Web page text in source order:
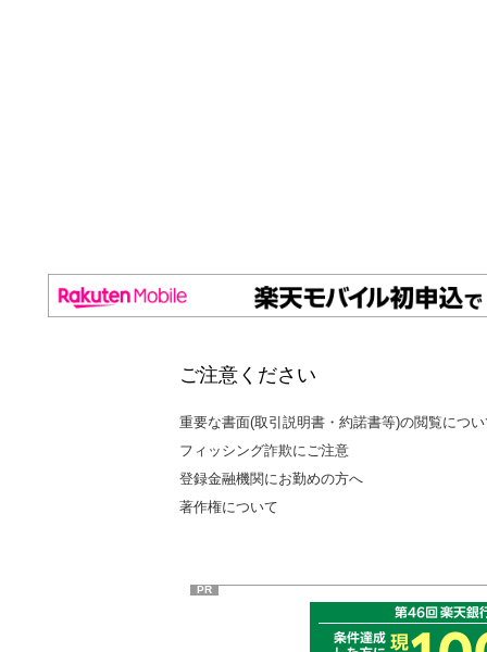
ご注意ください
重要な書面(取引説明書・約諾書等)の閲覧につ
フィッシング詐欺にご注意
登録金融機関にお勤めの方へ
著作権について
PR